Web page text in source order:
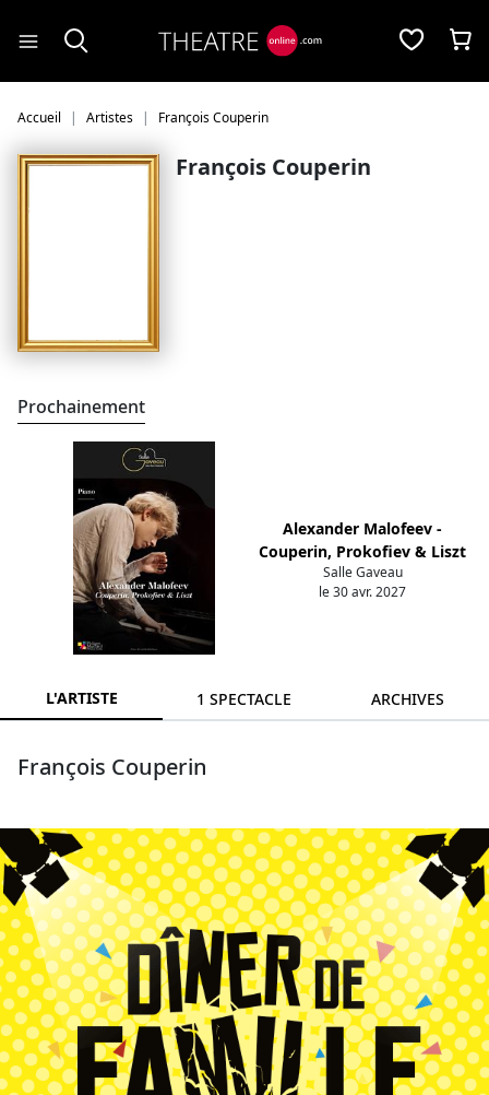
Accueil Artistes François Couperin
François Couperin
Prochainement
Alexander Malofeev -
Couperin, Prokofiev & Liszt
Salle Gaveau
le 30 avr. 2027
L'ARTISTE 1 SPECTACLE ARCHIVES
François Couperin